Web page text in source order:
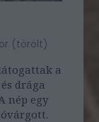
(törölt)
a
drága